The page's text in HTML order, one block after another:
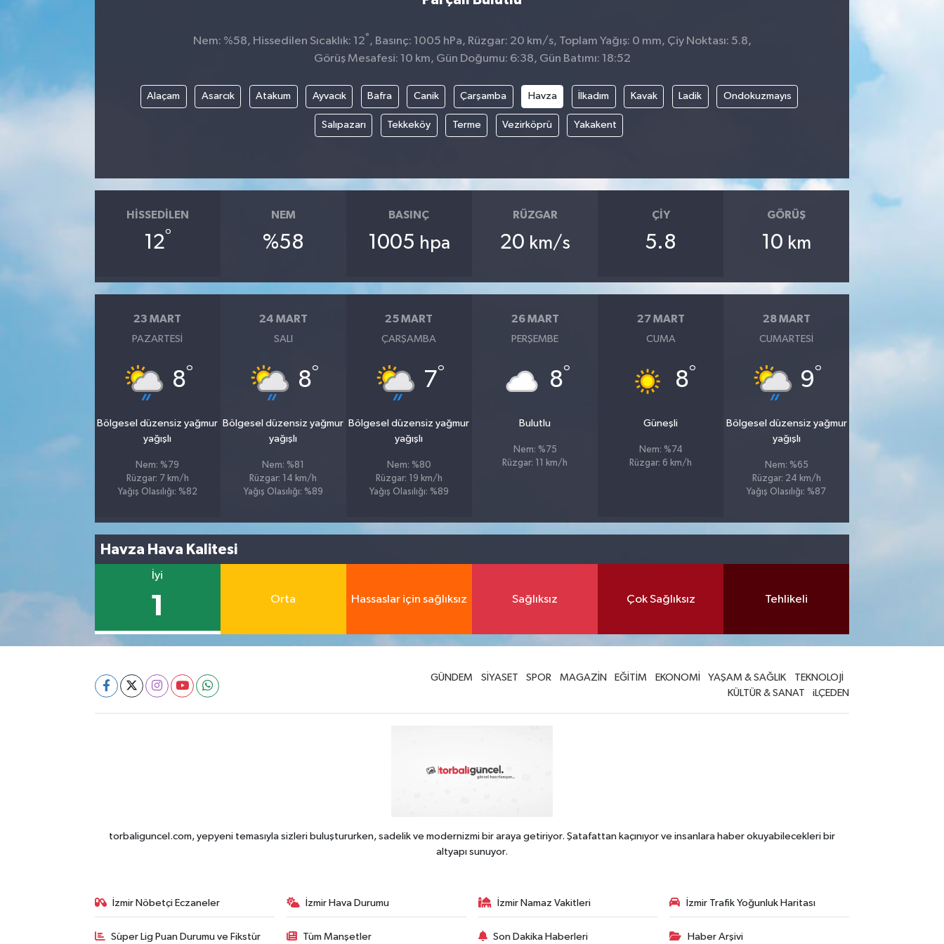
Nem: %58, Hissedilen Sıcaklık: 12° , Basınç: 1005 hPa, Rüzgar: 20 km/s, Toplam Yağış: 0 mm, Çiy Noktası: 5.8,
Görüş Mesafesi: 10 km, Gün Doğumu: 6:38, Gün Batımı: 18:52
Alaçam Asarcık Atakum Ayvacık Bafra Canik Çarşamba Havza İlkadım Kavak Ladik Ondokuzmayıs
Salıpazarı Tekkeköy Terme Vezirköprü Yakakent
HISSEDILEN
12°
NEM
%58
BASINÇ
1005 hpa
RÜZGAR
20 km/s
ÇIY
5.8
GÖRÜŞ
10 km
23 MART
PAZARTESI
8°
Bölgesel düzensiz yağmur
yağışlı
Nem: %79
Rüzgar: 7 km/h
Yağış Olasılığı: %82
24 MART
SALI
8°
Bölgesel düzensiz yağmur
yağışlı
Nem: %81
Rüzgar: 14 km/h
Yağış Olasılığı: %89
25 MART
ÇARŞAMBA
7°
Bölgesel düzensiz yağmur
yağışlı
Nem: %80
Rüzgar: 19 km/h
Yağış Olasılığı: %89
26 MART
PERŞEMBE
8°
Bulutlu
Nem: %75
Rüzgar: 11 km/h
27 MART
CUMA
8°
Güneşli
Nem: %74
Rüzgar: 6 km/h
28 MART
CUMARTESI
9°
Bölgesel düzensiz yağmur
yağışlı
Nem: %65
Rüzgar: 24 km/h
Yağış Olasılığı: %87
Havza Hava Kalitesi
İyi
1 Orta Hassaslar için sağlıksız Sağlıksız Çok Sağlıksız Tehlikeli
GÜNDEM SİYASET SPOR MAGAZİN EĞİTİM EKONOMİ YAŞAM & SAĞLIK
TEKNOLOJİ
KÜLTÜR & SANAT
iLÇEDEN
torbaliguncel.com, yepyeni temasıyla sizleri buluştururken, sadelik ve modernizmi bir araya getiriyor. Şatafattan kaçınıyor ve insanlara haber okuyabilecekleri bir
altyapı sunuyor.
İzmir Nöbetçi Eczaneler İzmir Hava Durumu İzmir Namaz Vakitleri İzmir Trafik Yoğunluk Haritası
Süper Lig Puan Durumu ve Fikstür Tüm Manşetler Son Dakika Haberleri Haber Arşivi